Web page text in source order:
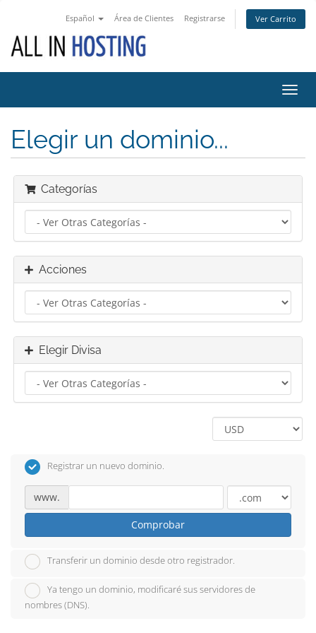
Español Área de Clientes Registrarse Ver Carrito
Elegir un dominio...
Categorías
Acciones
Elegir Divisa
Registrar un nuevo dominio.
www.
Comprobar
Transferir un dominio desde otro registrador.
Ya tengo un dominio, modificaré sus servidores de
nombres (DNS).